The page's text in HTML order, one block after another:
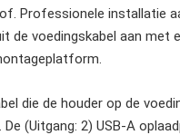
Professionele installatie
de voedingskabel aan met
die de houder op de
(Uitgang: 2) USB-A